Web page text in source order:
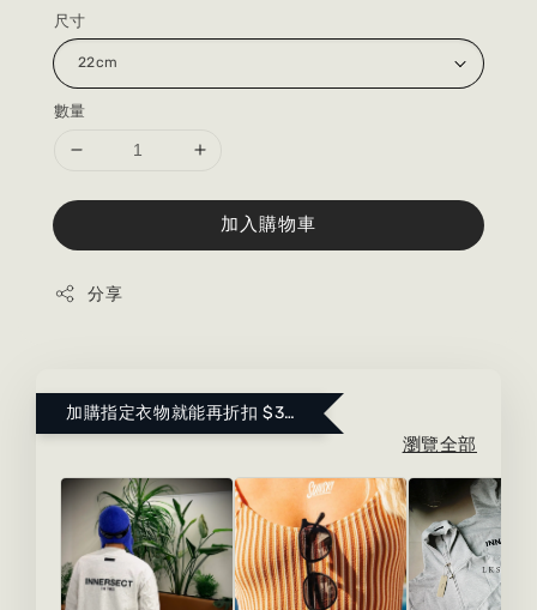
尺寸
數量
加入購物車
分享
加購指定衣物就能再折扣 $300 ！點這裡看更多～
瀏覽全部